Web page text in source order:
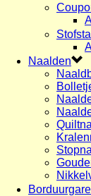
Naalden